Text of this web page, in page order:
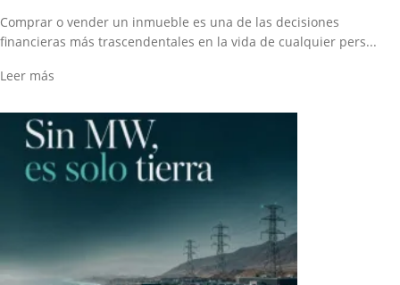
Comprar o vender un inmueble es una de las decisiones
financieras más trascendentales en la vida de cualquier pers...
Leer más